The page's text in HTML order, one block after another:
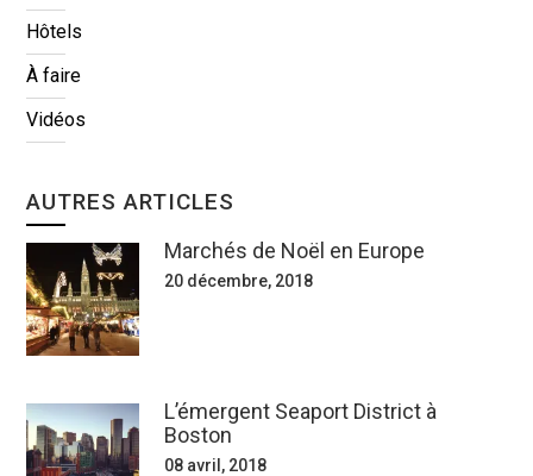
Hôtels
À faire
Vidéos
AUTRES ARTICLES
Marchés de Noël en Europe
20 décembre, 2018
L’émergent Seaport District à
Boston
08 avril, 2018